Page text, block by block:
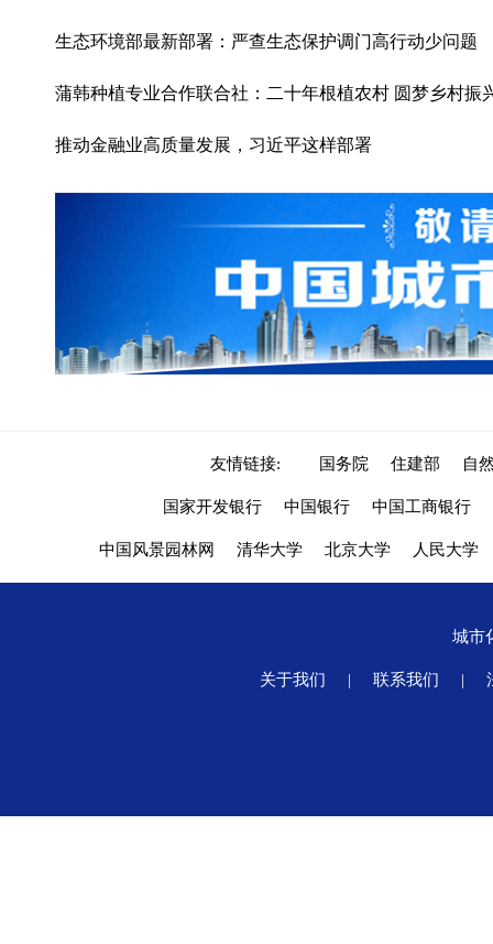
生态环境部最新部署：严查生态保护调门高行动少问题
蒲韩种植专业合作联合社：二十年根植农村 圆梦乡村振
推动金融业高质量发展，习近平这样部署
友情链接: 国务院 住建部 自
国家开发银行 中国银行 中国工商银行
中国风景园林网 清华大学 北京大学 人民大学
城市
关于我们 | 联系我们 |